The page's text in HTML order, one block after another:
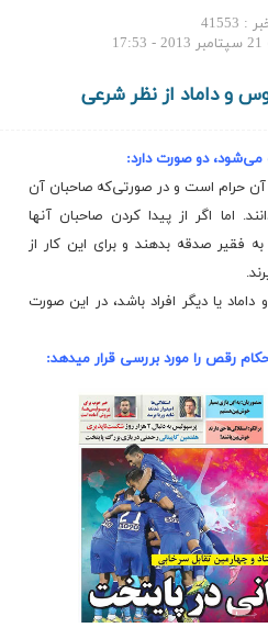
41553
و داماد از نظر شرعی
دو صورت دارد:
آن حرام است و در صورتی‌که صاحبان آن
اما اگر از پیدا کردن صاحبان آنها
صدقه بدهند و برای این کار از
یا دیگر افراد باشد، در این صورت
رقص را مورد بررسی قرار میدهد: